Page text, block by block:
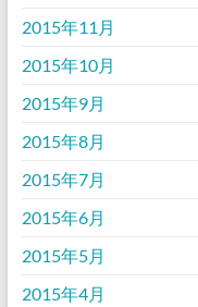
2015年11月
2015年10月
2015年9月
2015年8月
2015年7月
2015年6月
2015年5月
2015年4月